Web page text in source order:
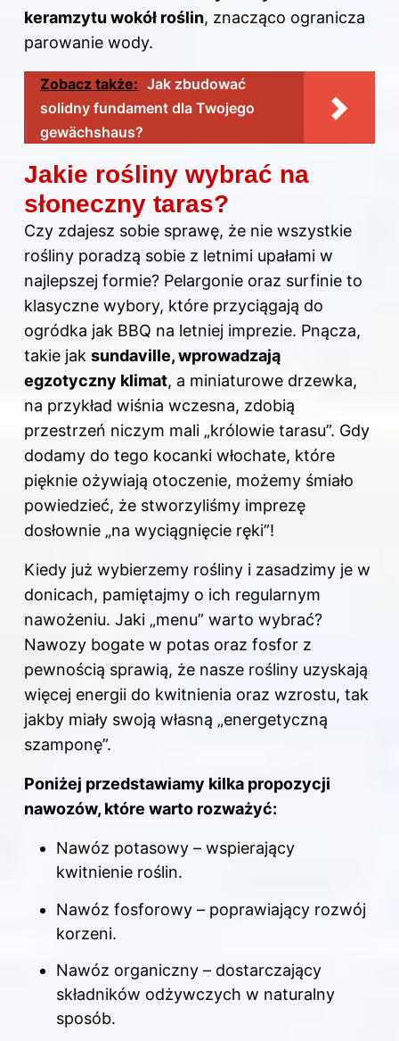
keramzytu wokół roślin, znacząco ogranicza
parowanie wody.
Zobacz także: Jak zbudować
solidny fundament dla Twojego
gewächshaus?
Jakie rośliny wybrać na
słoneczny taras?
Czy zdajesz sobie sprawę, że nie wszystkie
rośliny poradzą sobie z letnimi upałami w
najlepszej formie? Pelargonie oraz surfinie to
klasyczne wybory, które przyciągają do
ogródka jak BBQ na letniej imprezie. Pnącza,
takie jak sundaville, wprowadzają
egzotyczny klimat, a miniaturowe drzewka,
na przykład wiśnia wczesna, zdobią
przestrzeń niczym mali „królowie tarasu”. Gdy
dodamy do tego kocanki włochate, które
pięknie ożywiają otoczenie, możemy śmiało
powiedzieć, że stworzyliśmy imprezę
dosłownie „na wyciągnięcie ręki”!
Kiedy już wybierzemy rośliny i zasadzimy je w
donicach, pamiętajmy o ich regularnym
nawożeniu. Jaki „menu” warto wybrać?
Nawozy bogate w potas oraz fosfor z
pewnością sprawią, że nasze rośliny uzyskają
więcej energii do kwitnienia oraz wzrostu, tak
jakby miały swoją własną „energetyczną
szamponę”.
Poniżej przedstawiamy kilka propozycji
nawozów, które warto rozważyć:
Nawóz potasowy – wspierający
kwitnienie roślin.
Nawóz fosforowy – poprawiający rozwój
korzeni.
Nawóz organiczny – dostarczający
składników odżywczych w naturalny
sposób.